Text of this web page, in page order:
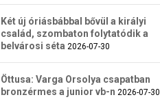
Két új óriásbábbal bővül a királyi
család, szombaton folytatódik a
belvárosi séta 2026-07-30
Öttusa: Varga Orsolya csapatban
bronzérmes a junior vb-n 2026-07-30